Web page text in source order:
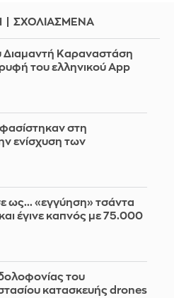
ΣΧΟΛΙΑΣΜΕΝΑ
Διαμαντή Καραναστάση
του ελληνικού App
στη
ενίσχυση των
ως... «εγγύηση» τσάντα
έγινε καπνός με 75.000
του
κατασκευής drones